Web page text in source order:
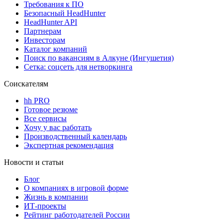
Требования к ПО
Безопасный HeadHunter
HeadHunter API
Партнерам
Инвесторам
Каталог компаний
Поиск по вакансиям в Алкуне (Ингушетия)
Сетка: соцсеть для нетворкинга
Соискателям
hh PRO
Готовое резюме
Все сервисы
Хочу у вас работать
Производственный календарь
Экспертная рекомендация
Новости и статьи
Блог
О компаниях в игровой форме
Жизнь в компании
ИТ-проекты
Рейтинг работодателей России